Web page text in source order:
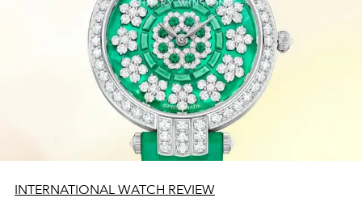
INTERNATIONAL WATCH REVIEW